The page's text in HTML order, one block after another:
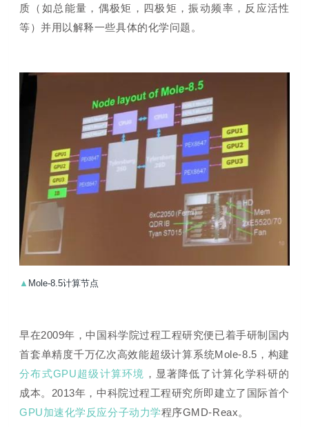
质（如总能量，偶极矩，四极矩，振动频率，反应活性
等）并用以解释一些具体的化学问题。
▲ Mole-8.5计算节点
早在2009年，中国科学院过程工程研究便已着手研制国内
首套单精度千万亿次高效能超级计算系统Mole-8.5，构建
分布式GPU超级计算环境 ，显著降低了计算化学科研的
成本。2013年，中科院过程工程研究所即建立了国际首个
GPU加速化学反应分子动力学程序GMD-Reax。